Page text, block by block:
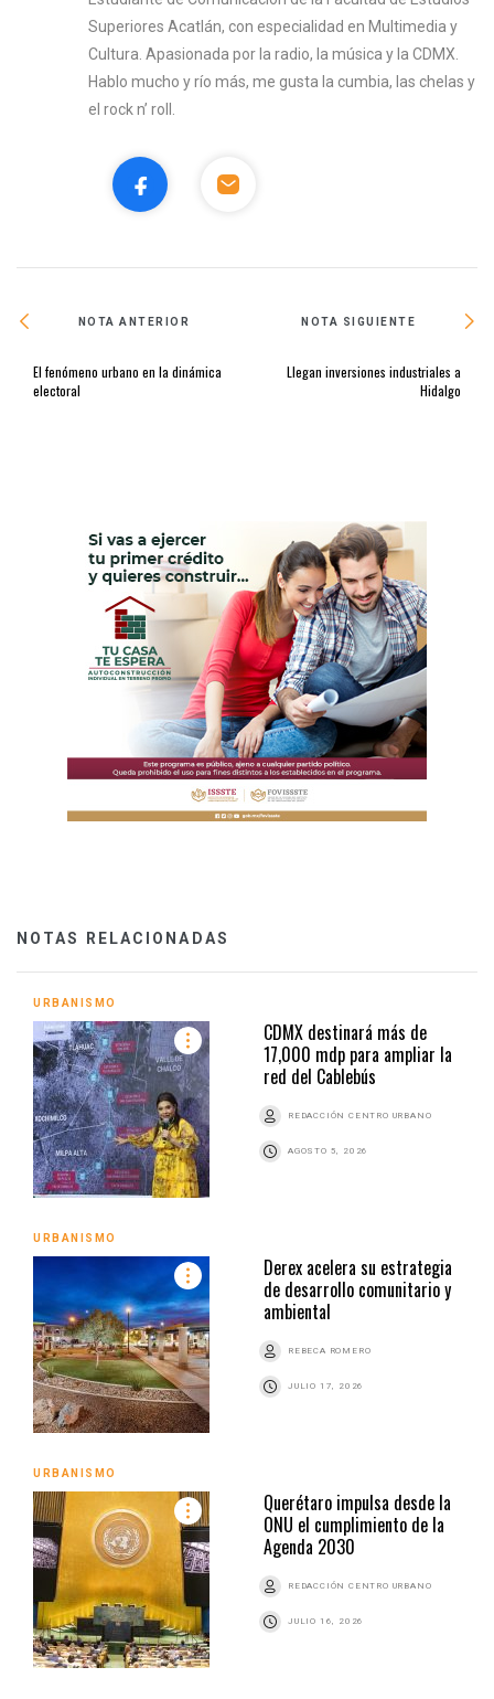
Superiores Acatlán, con especialidad en Multimedia y
Cultura. Apasionada por la radio, la música y la CDMX.
Hablo mucho y río más, me gusta la cumbia, las chelas y
el rock n’ roll.
NOTA ANTERIOR
El fenómeno urbano en la dinámica
electoral
NOTA SIGUIENTE
Llegan inversiones industriales a
Hidalgo
NOTAS RELACIONADAS
URBANISMO
CDMX destinará más de
17,000 mdp para ampliar la
red del Cablebús
REDACCIÓN CENTRO URBANO
AGOSTO 5, 2026
URBANISMO
Derex acelera su estrategia
de desarrollo comunitario y
ambiental
REBECA ROMERO
JULIO 17, 2026
URBANISMO
Querétaro impulsa desde la
ONU el cumplimiento de la
Agenda 2030
REDACCIÓN CENTRO URBANO
JULIO 16, 2026